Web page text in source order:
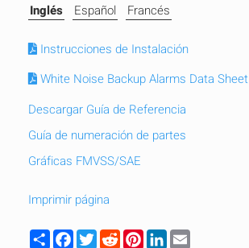
Inglés Español Francés
Instrucciones de Instalación
White Noise Backup Alarms Data Sheet
Descargar Guía de Referencia
Guía de numeración de partes
Gráficas FMVSS/SAE
Imprimir página
ShareFacebook
TwitterRedditPinterest
LinkedIn